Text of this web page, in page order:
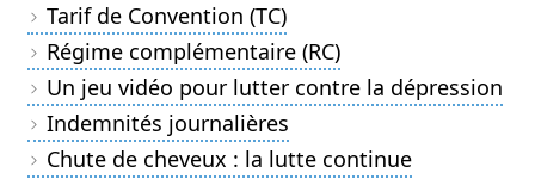
Tarif de Convention (TC)
Régime complémentaire (RC)
Un jeu vidéo pour lutter contre la dépression
Indemnités journalières
Chute de cheveux : la lutte continue